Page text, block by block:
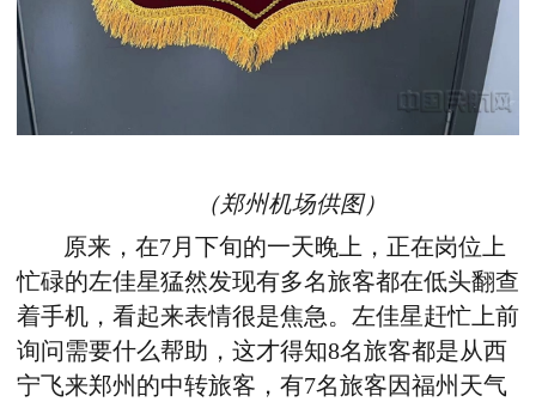
（郑州机场供图）
原来，在7月下旬的一天晚上，正在岗位上
忙碌的左佳星猛然发现有多名旅客都在低头翻查
着手机，看起来表情很是焦急。左佳星赶忙上前
询问需要什么帮助，这才得知8名旅客都是从西
宁飞来郑州的中转旅客，有7名旅客因福州天气